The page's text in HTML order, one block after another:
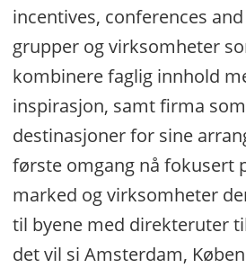
incentives, conferences
grupper og virksomheter
kombinere faglig innhold
inspirasjon, samt firma
destinasjoner for sine
første omgang nå fokusert
marked og virksomheter
til byene med direkteruter
det vil si Amsterdam,